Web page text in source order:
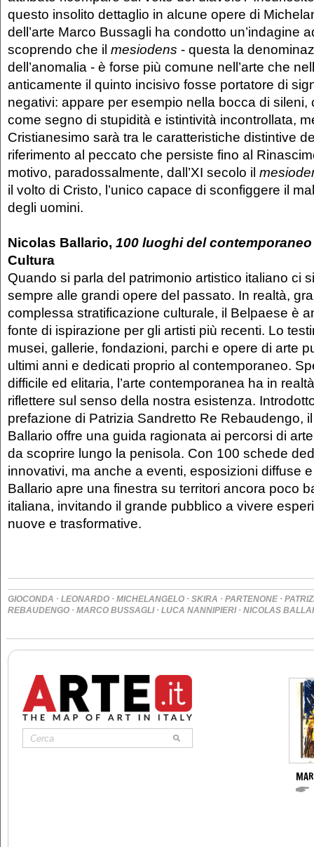
questo insolito dettaglio in alcune opere di
dell’arte Marco Bussagli ha condotto un’indagine
scoprendo che il mesiodens - questa la
dell’anomalia - è forse più comune nell’arte che
anticamente il quinto incisivo fosse portatore di
negativi: appare per esempio nella bocca di sileni,
come segno di stupidità e istintività incontrollata,
Cristianesimo sarà tra le caratteristiche distintive
riferimento al peccato che persiste fino al
motivo, paradossalmente, dall’XI secolo il
il volto di Cristo, l’unico capace di sconfiggere il
degli uomini.
Nicolas Ballario, 100 luoghi del
Cultura
Quando si parla del patrimonio artistico italiano ci
sempre alle grandi opere del passato. In realtà,
complessa stratificazione culturale, il Belpaese è
fonte di ispirazione per gli artisti più recenti. Lo
musei, gallerie, fondazioni, parchi e opere di arte
ultimi anni e dedicati proprio al contemporaneo.
difficile ed elitaria, l’arte contemporanea ha in
riflettere sul senso della nostra esistenza.
prefazione di Patrizia Sandretto Re Rebaudengo,
Ballario offre una guida ragionata ai percorsi di
da scoprire lungo la penisola. Con 100 schede
innovativi, ma anche a eventi, esposizioni diffuse e
Ballario apre una finestra su territori ancora poco
italiana, invitando il grande pubblico a vivere
nuove e trasformative.
GIOCONDA · LEONARDO · MICHELANGELO · SKIRA · PARTENONE ·
REBAUDENGO · MARCO BUSSAGLI· LUCA NANNIPIERI· NICOLAS